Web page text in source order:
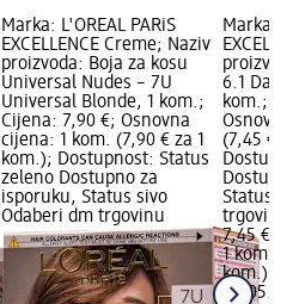
Marka: L'ORÉAL PARiS
EXCELLENCE Creme; Naziv
proizvoda: Boja za kosu
Universal Nudes – 7U
Universal Blonde, 1 kom.;
Cijena: 7,90 €; Osnovna
cijena: 1 kom. (7,90 € za 1
kom.); Dostupnost: Status
zeleno Dostupno za
isporuku, Status sivo
Odaberi dm trgovinu
Marka:
6.1 Dark
kom.;
(7,45 €
Status
trgovinu
7,45 €
1 kom.
kom.)